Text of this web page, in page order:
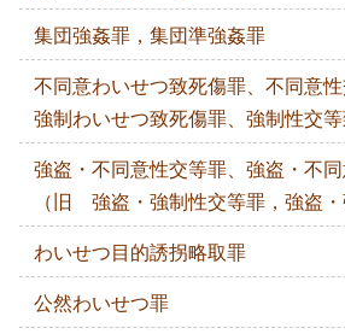
集団強姦罪，集団準強姦罪
不同意わいせつ致死傷罪、不同意
強制わいせつ致死傷罪、強制性交等
強盗・不同意性交等罪、強盗・不
（旧 強盗・強制性交等罪，強盗・
わいせつ目的誘拐略取罪
公然わいせつ罪